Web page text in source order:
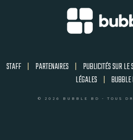
STAFF | PARTENAIRES | PUBLICITÉS SUR LE
LÉGALES |
© 2026 BUBBLE BD - TOUS